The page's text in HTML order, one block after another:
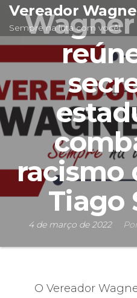
Pular
para
o
Vereador
Sempre na luta com você!
racismo
Tiago
4 de março de 2022
O Vereador